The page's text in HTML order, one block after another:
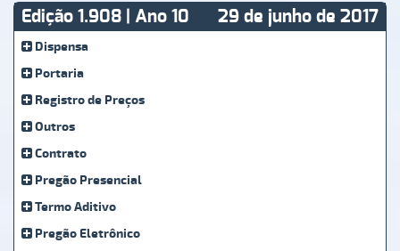
Edição 1.908 | Ano 10 29 de junho de 2017
Dispensa
Portaria
Registro de Preços
Outros
Contrato
Pregão Presencial
Termo Aditivo
Pregão Eletrônico